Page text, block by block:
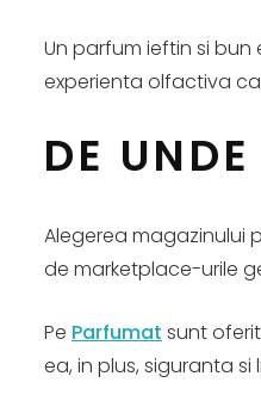
Un parfum ieftin si
experienta olfactiva
DE
Alegerea magazinului
de marketplace-urile
Pe Parfumat sunt
ea, in plus, siguranta si